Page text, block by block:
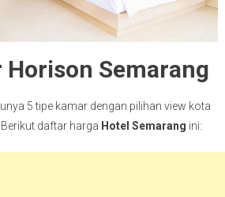
Horison Semarang
5 tipe kamar dengan pilihan view kota
daftar harga Hotel Semarang ini: